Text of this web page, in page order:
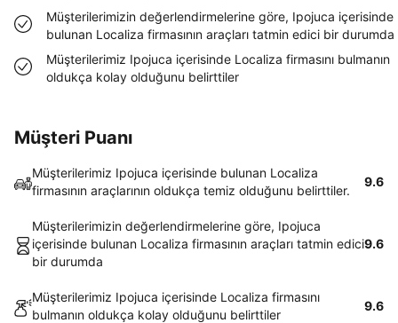
Müşterilerimizin değerlendirmelerine göre, Ipojuca içerisinde
bulunan Localiza firmasının araçları tatmin edici bir durumda
Müşterilerimiz Ipojuca içerisinde Localiza firmasını bulmanın
oldukça kolay olduğunu belirttiler
Müşteri Puanı
Müşterilerimiz Ipojuca içerisinde bulunan Localiza
firmasının araçlarının oldukça temiz olduğunu belirttiler.
9.6
Müşterilerimizin değerlendirmelerine göre, Ipojuca
içerisinde bulunan Localiza firmasının araçları tatmin edici
bir durumda
9.6
Müşterilerimiz Ipojuca içerisinde Localiza firmasını
bulmanın oldukça kolay olduğunu belirttiler
9.6